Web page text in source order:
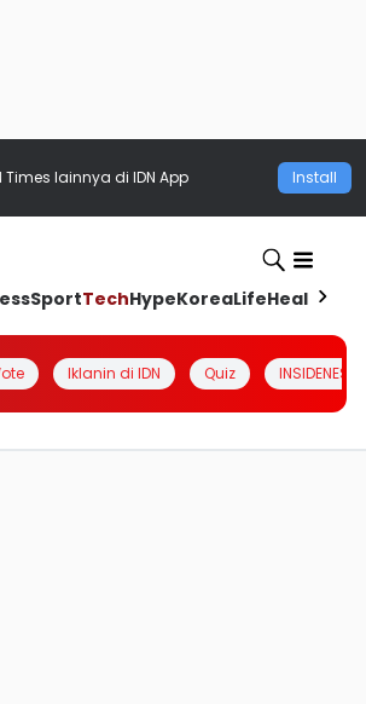
Times lainnya di IDN App Install
SportTechHypeKoreaLifeHealth
Iklanin di IDN Quiz INSIDENESIA